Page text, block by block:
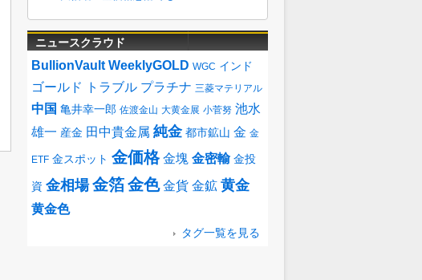
ニュースクラウド
BullionVault WeeklyGOLD WGC インド
ゴールド トラブル プラチナ 三菱マテリアル
中国 亀井幸一郎 佐渡金山 大黄金展 小菅努 池水
雄一 産金 田中貴金属 純金 都市鉱山 金 金
ETF 金スポット 金価格 金塊 金密輸 金投
資 金相場 金箔金色 金貨 金鉱 黄金
黄金色
タグ一覧を見る